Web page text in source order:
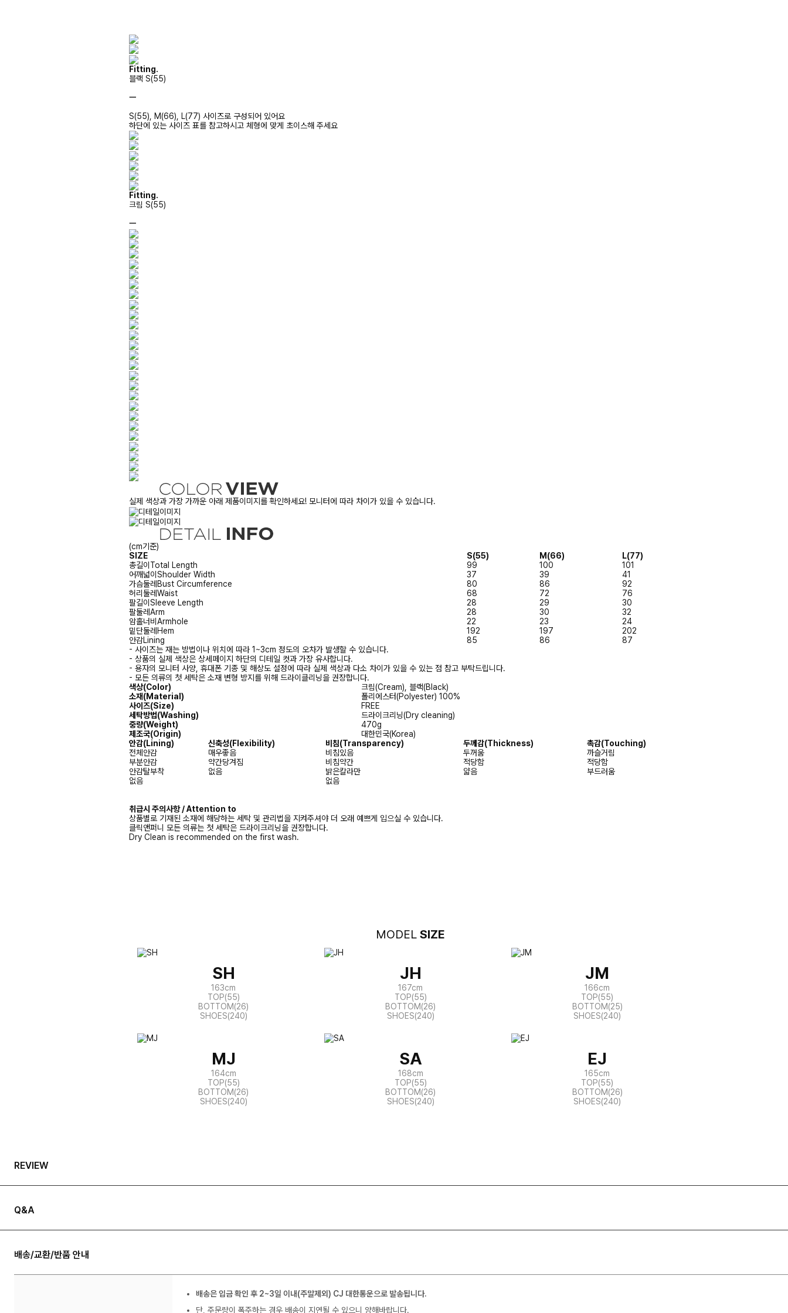
Fitting.
블랙 S(55)
ㅡ
S(55), M(66), L(77) 사이즈로 구성되어 있어요
하단에 있는 사이즈 표를 참고하시고 체형에 맞게 초이스해 주세요
Fitting.
크림 S(55)
ㅡ
실제 색상과 가장 가까운 아래 제품이미지를 확인하세요! 모니터에 따라 차이가 있을 수 있습니다.
(cm기준)
SIZE
S(55) M(66)
L(77)
총길이 Total Length 99 100
101
어깨넓이 Shoulder Width 37 39
41
가슴둘레 Bust Circumference 80 86
92
허리둘레Waist 68 72
76
팔길이 Sleeve Length 28 29
30
팔둘레Arm 28 30
32
암홀너비 Armhole 22 23
24
밑단둘레 Hem 192 197
202
안감Lining 85 86
87
- 사이즈는 재는 방법이나 위치에 따라 1~3cm 정도의 오차가 발생할 수 있습니다.
- 상품의 실제 색상은 상세페이지 하단의 디테일 컷과 가장 유사합니다.
- 용자의 모니터 사양, 휴대폰 기종 및 해상도 설정에 따라 실제 색상과 다소 차이가 있을 수 있는 점 참고 부탁드립니다.
- 모든 의류의 첫 세탁은 소재 변형 방지를 위해 드라이클리닝을 권장합니다.
색상(Color)
크림(Cream), 블랙(Black)
소재(Material)
폴리에스터(Polyester) 100%
사이즈(Size)
FREE
세탁방법(Washing)
드라이크리닝(Dry cleaning)
중량(Weight)
470g
제조국(Origin)
대한민국(Korea)
안감(Lining) 신축성(Flexibility) 비침(Transparency) 두께감(Thickness) 촉감(Touching)
전체안감
매우좋음 비침있음 두꺼움
까슬거림
부분안감
약간당겨짐 비침약간 적당함
적당함
안감탈부착
없음 밝은칼라만 얇음
부드러움
없음
없음
취급시 주의사항 / Attention to
상품별로 기재된 소재에 해당하는 세탁 및 관리법을 지켜주셔야 더 오래 예쁘게 입으실 수 있습니다.
클릭앤퍼니 모든 의류는 첫 세탁은 드라이크리닝을 권장합니다.
Dry Clean is recommended on the first wash.
MODEL SIZE
SH
163cm
TOP(55)
BOTTOM(26)
SHOES(240)
JH
167cm
TOP(55)
BOTTOM(26)
SHOES(240)
JM
166cm
TOP(55)
BOTTOM(25)
SHOES(240)
MJ
164cm
TOP(55)
BOTTOM(26)
SHOES(240)
SA
168cm
TOP(55)
BOTTOM(26)
SHOES(240)
EJ
165cm
TOP(55)
BOTTOM(26)
SHOES(240)
REVIEW
Q&A
배송/교환/반품 안내
배송은 입금 확인 후 2~3일 이내(주말제외) CJ 대한통운으로 발송됩니다.
단, 주문량이 폭주하는 경우 배송이 지연될 수 있으니 양해바랍니다.